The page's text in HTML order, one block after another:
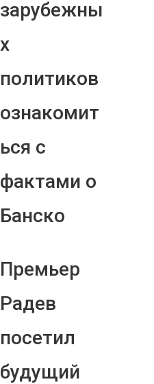
зарубежны
х
политиков
ознакомит
ься с
фактами о
Банско
Премьер
Радев
посетил
будущий